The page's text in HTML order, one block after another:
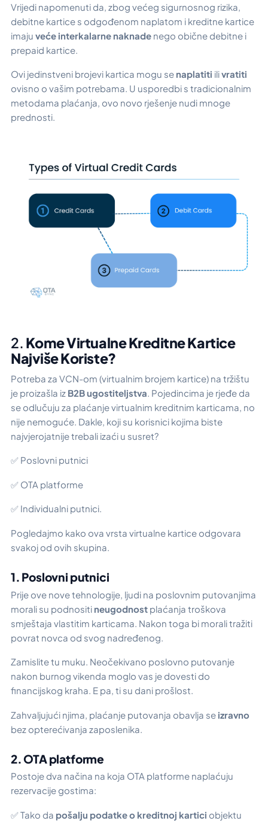
Vrijedi napomenuti da, zbog većeg sigurnosnog rizika,
debitne kartice s odgođenom naplatom i kreditne kartice
imaju veće interkalarne naknade nego obične debitne i
prepaid kartice.
Ovi jedinstveni brojevi kartica mogu se naplatiti ilivratiti
ovisno o vašim potrebama. U usporedbi s tradicionalnim
metodama plaćanja, ovo novo rješenje nudi mnoge
prednosti.
2. Kome Virtualne Kreditne Kartice
Najviše Koriste?
Potreba za VCN-om (virtualnim brojem kartice) na tržištu
je proizašla iz B2B ugostiteljstva. Pojedincima je rjeđe da
se odlučuju za plaćanje virtualnim kreditnim karticama, no
nije nemoguće. Dakle, koji su korisnici kojima biste
najvjerojatnije trebali izaći u susret?
✅ Poslovni putnici
✅ OTA platforme
✅ Individualni putnici.
Pogledajmo kako ova vrsta virtualne kartice odgovara
svakoj od ovih skupina.
1. Poslovni putnici
Prije ove nove tehnologije, ljudi na poslovnim putovanjima
morali su podnositi neugodnost plaćanja troškova
smještaja vlastitim karticama. Nakon toga bi morali tražiti
povrat novca od svog nadređenog.
Zamislite tu muku. Neočekivano poslovno putovanje
nakon burnog vikenda moglo vas je dovesti do
financijskog kraha. E pa, ti su dani prošlost.
Zahvaljujući njima, plaćanje putovanja obavlja se izravno
bez opterećivanja zaposlenika.
2. OTA platforme
Postoje dva načina na koja OTA platforme naplaćuju
rezervacije gostima:
✅ Tako da pošalju podatke o kreditnoj kartici objektu